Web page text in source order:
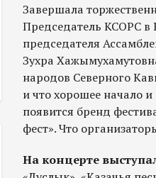
Завершала
Председатель КСОРС в
председателя
Зухра
народов Северного
и что хорошее начало
появится бренд
фест». Что
На концерте